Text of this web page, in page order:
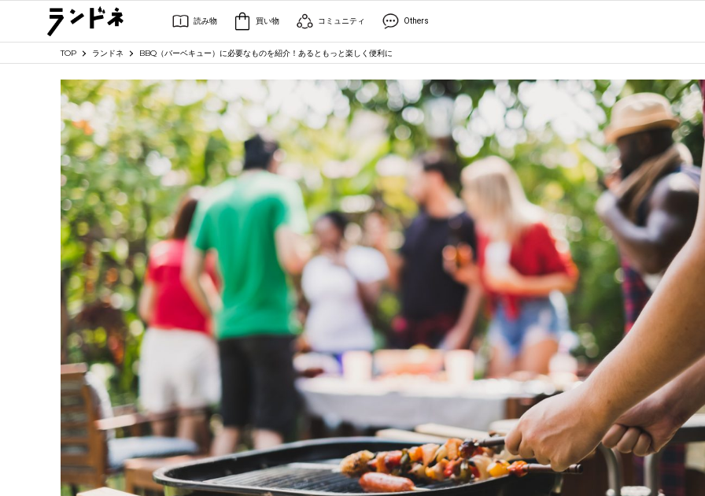
読み物 買い物 コミュニティ Others
TOP ランドネ BBQ（バーベキュー）に必要なものを紹介！あるともっと楽しく便利に